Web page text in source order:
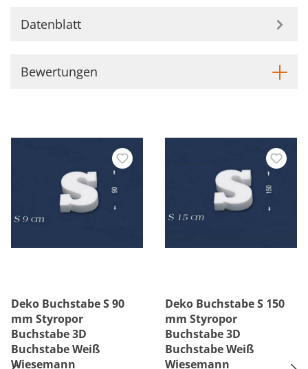
Datenblatt
Bewertungen
Deko Buchstabe S 90
mm Styropor
Buchstabe 3D
Buchstabe Weiß
Wiesemann
Deko Buchstabe S 150
mm Styropor
Buchstabe 3D
Buchstabe Weiß
Wiesemann